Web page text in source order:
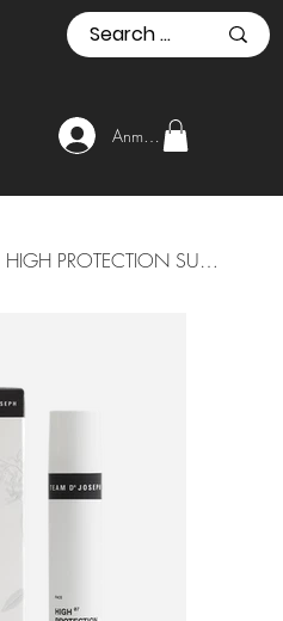
Anmelden
SONNENSCHUTZ 07 | HIGH PROTECTION SUN CREAM SPF30 | 100 ml | SOMMER & WINTER